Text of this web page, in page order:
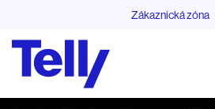
Zákaznická zóna